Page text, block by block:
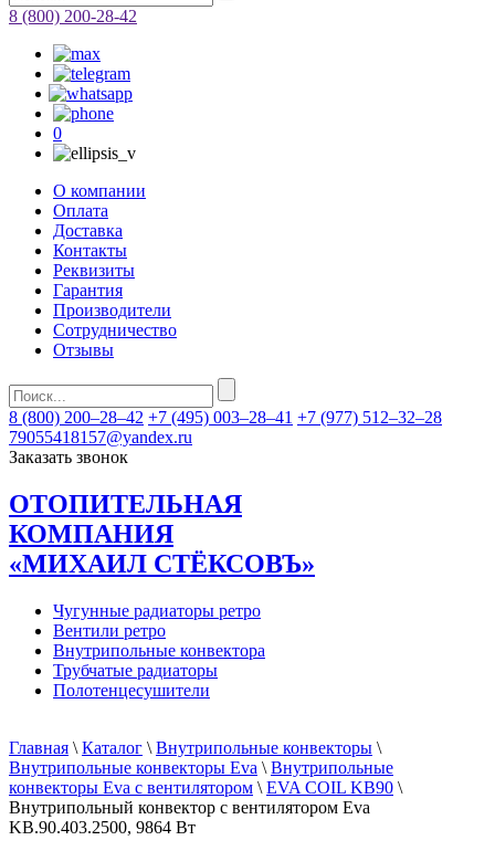
8 (800) 200-28-42
0
О компании
Оплата
Доставка
Контакты
Реквизиты
Гарантия
Производители
Сотрудничество
Отзывы
8 (800) 200–28–42 +7 (495) 003–28–41 +7 (977) 512–32–28
79055418157@yandex.ru
Заказать звонок
ОТОПИТЕЛЬНАЯ
КОМПАНИЯ
«МИХАИЛ СТЁКСОВЪ»
Чугунные радиаторы ретро
Вентили ретро
Внутрипольные конвектора
Трубчатые радиаторы
Полотенцесушители
Главная \ Каталог \ Внутрипольные конвекторы \
Внутрипольные конвекторы Eva \ Внутрипольные
конвекторы Eva с вентилятором \ EVA COIL KB90 \
Внутрипольный конвектор с вентилятором Eva
KB.90.403.2500, 9864 Вт